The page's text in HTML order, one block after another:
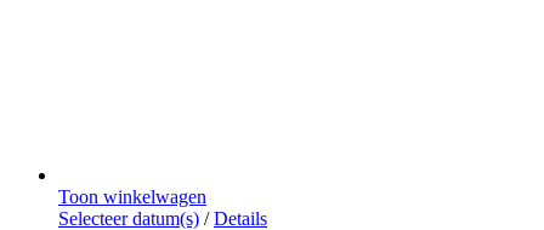
Toon winkelwagen
Selecteer datum(s) Dit
/ Details